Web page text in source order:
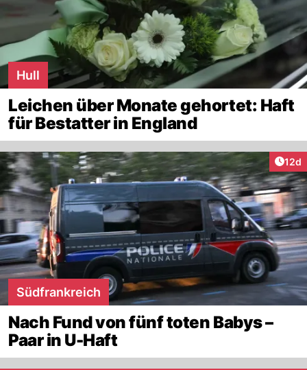
Hull
Leichen über Monate gehortet: Haft
für Bestatter in England
12d
Südfrankreich
Nach Fund von fünf toten Babys –
Paar in U-Haft